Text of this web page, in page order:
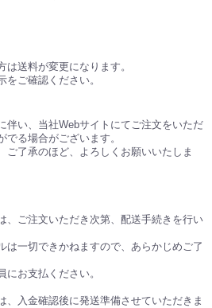
送料が変更になります。
をご確認ください。
伴い、当社Webサイトにてご注文をいただ
でる場合がございます。
ご了承のほど、よろしくお願いいたしま
、ご注文いただき次第、配送手続きを行い
は一切できかねますので、あらかじめご了
にお支払ください。
、入金確認後に発送準備させていただきま